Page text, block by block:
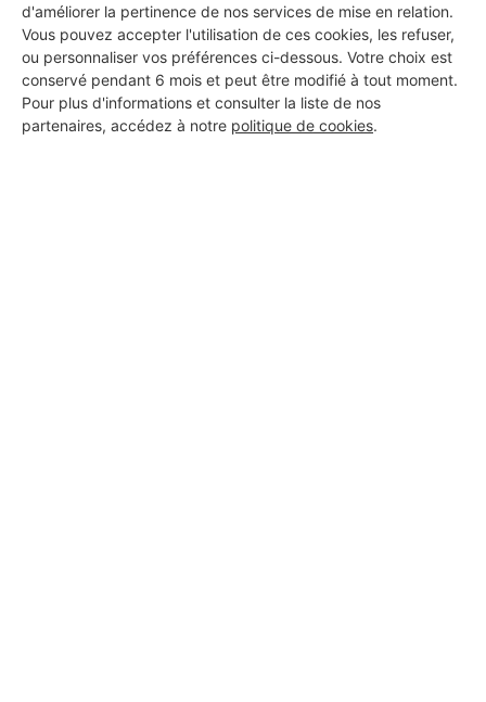
d'améliorer la pertinence de nos services de mise en relation.
Vous pouvez accepter l'utilisation de ces cookies, les refuser,
ou personnaliser vos préférences ci-dessous. Votre choix est
conservé pendant 6 mois et peut être modifié à tout moment.
Pour plus d'informations et consulter la liste de nos
partenaires, accédez à notre politique de cookies.
Aucun autre professionnel disponible dans cette zone